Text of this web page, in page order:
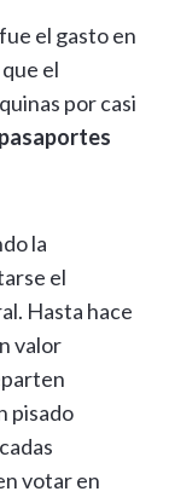
el gasto en
el
por casi
la
el
Hasta hace
valor
pisado
votar en